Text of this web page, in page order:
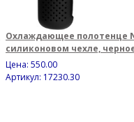
Охлаждающее полотенце
силиконовом чехле,
Цена: 550.00
Артикул: 17230.30